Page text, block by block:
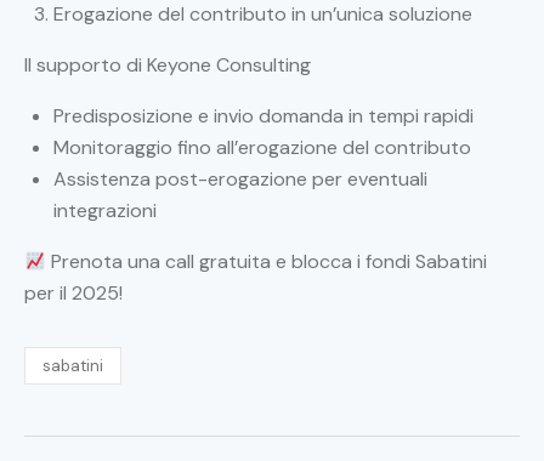
Erogazione del contributo in un’unica soluzione
Il supporto di Keyone Consulting
Predisposizione e invio domanda in tempi rapidi
Monitoraggio fino all’erogazione del contributo
Assistenza post-erogazione per eventuali
integrazioni
Prenota una call gratuita e blocca i fondi Sabatini
per il 2025!
sabatini